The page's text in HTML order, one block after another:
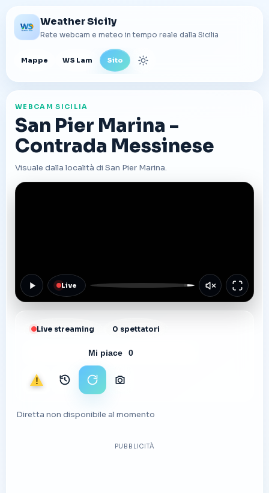
Weather Sicily
Rete webcam e meteo in tempo reale dalla Sicilia
Mappe WS Lam Sito Cambia tema
WEBCAM SICILIA
San Pier Marina -
Contrada Messinese
Visuale dalla località di San Pier Marina.
Live
Live streaming 0 spettatori
Mi piace 0
SegnalaArchivio immagini
Ricarica stream
Scarica foto
Diretta non disponibile al momento
PUBBLICITÀ